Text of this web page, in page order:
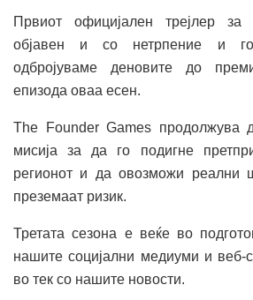
Првиот официјален трејлер за
објавен и со нетрпение и
одбројуваме деновите до
епизода оваа есен.
The Founder Games продолжува
мисија за да го подигне
регионот и да овозможи реални
преземаат ризик.
Третата сезона е веќе во
нашите социјални медиуми и веб-
во тек со нашите новости.